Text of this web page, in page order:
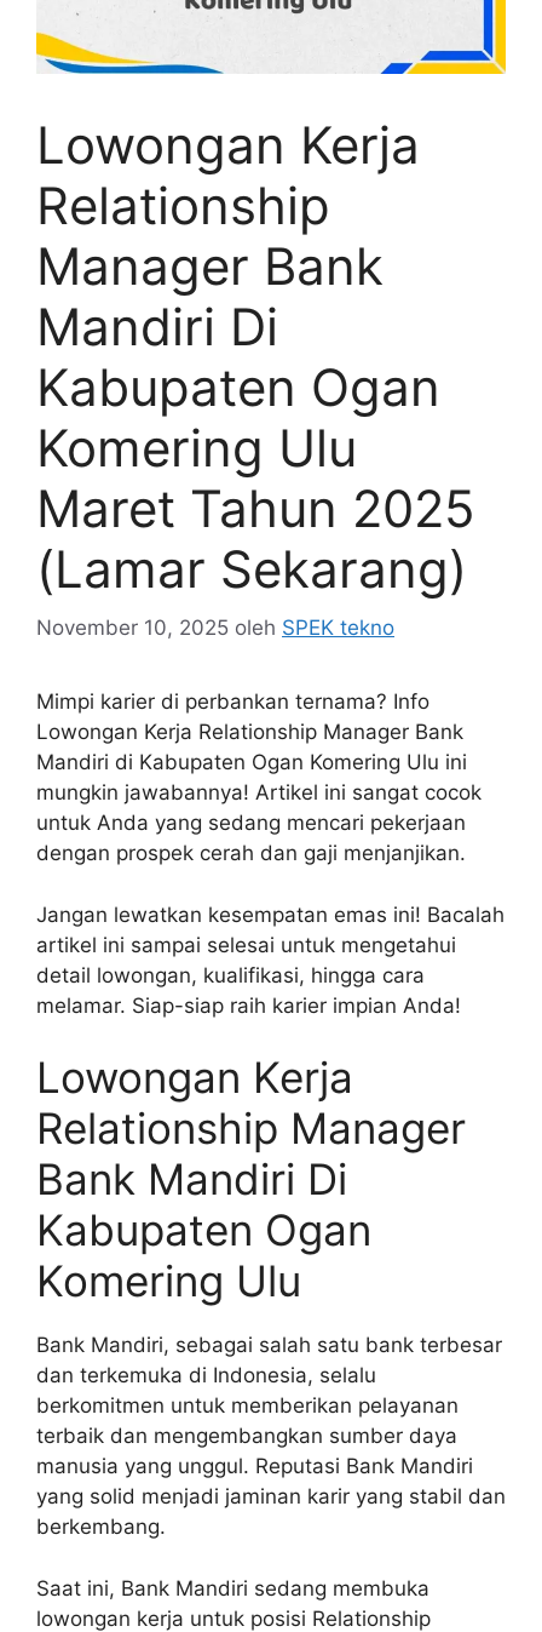
Lowongan Kerja
Relationship
Manager Bank
Mandiri Di
Kabupaten Ogan
Komering Ulu
Maret Tahun 2025
(Lamar Sekarang)
November 10, 2025 oleh SPEK tekno
Mimpi karier di perbankan ternama? Info
Lowongan Kerja Relationship Manager Bank
Mandiri di Kabupaten Ogan Komering Ulu ini
mungkin jawabannya! Artikel ini sangat cocok
untuk Anda yang sedang mencari pekerjaan
dengan prospek cerah dan gaji menjanjikan.
Jangan lewatkan kesempatan emas ini! Bacalah
artikel ini sampai selesai untuk mengetahui
detail lowongan, kualifikasi, hingga cara
melamar. Siap-siap raih karier impian Anda!
Lowongan Kerja
Relationship Manager
Bank Mandiri Di
Kabupaten Ogan
Komering Ulu
Bank Mandiri, sebagai salah satu bank terbesar
dan terkemuka di Indonesia, selalu
berkomitmen untuk memberikan pelayanan
terbaik dan mengembangkan sumber daya
manusia yang unggul. Reputasi Bank Mandiri
yang solid menjadi jaminan karir yang stabil dan
berkembang.
Saat ini, Bank Mandiri sedang membuka
lowongan kerja untuk posisi Relationship